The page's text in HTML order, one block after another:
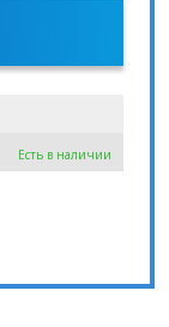
Есть в наличии